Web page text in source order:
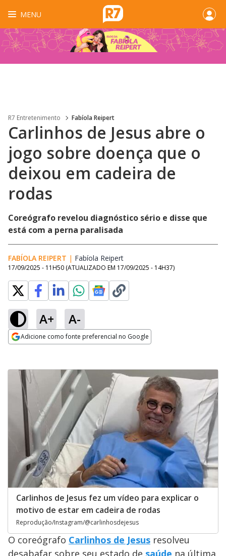
MENU
R7 Entretenimento Fabíola Reipert
Carlinhos de Jesus abre o
jogo sobre doença que o
deixou em cadeira de
rodas
Coreógrafo revelou diagnóstico sério e disse que
está com a perna paralisada
FABÍOLA REIPERT | Fabíola Reipert
17/09/2025 - 11H50 (ATUALIZADO EM 17/09/2025 - 14H37)
A+ A-
Adicione como fonte preferencial no Google
Carlinhos de Jesus fez um vídeo para explicar o
motivo de estar em cadeira de rodas
Reprodução/Instagram/@carlinhosdejesus
O coreógrafo Carlinhos de Jesus resolveu